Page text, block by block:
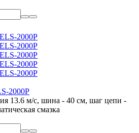
2000P
13.6 м/с, шина - 40 см, шаг цепи -
смазка